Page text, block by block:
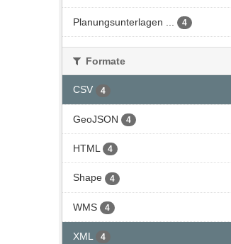
Planungsunterlagen ... 4
Formate
CSV 4
GeoJSON 4
HTML 4
Shape 4
WMS 4
XML 4